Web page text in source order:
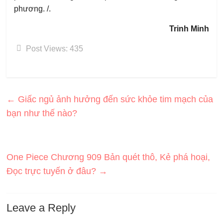
phương. /.
Trinh Minh
Post Views: 435
← Giấc ngủ ảnh hưởng đến sức khỏe tim mạch của
bạn như thế nào?
One Piece Chương 909 Bản quét thô, Kẻ phá hoại,
Đọc trực tuyến ở đâu? →
Leave a Reply